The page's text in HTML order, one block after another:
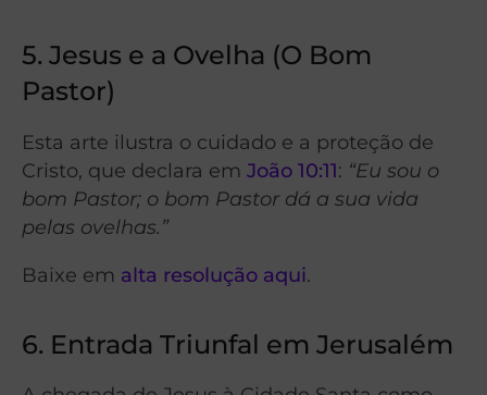
5. Jesus e a Ovelha (O Bom
Pastor)
Esta arte ilustra o cuidado e a proteção de
Cristo, que declara em João 10:11: “Eu sou o
bom Pastor; o bom Pastor dá a sua vida
pelas ovelhas.”
Baixe em alta resolução aqui.
6. Entrada Triunfal em Jerusalém